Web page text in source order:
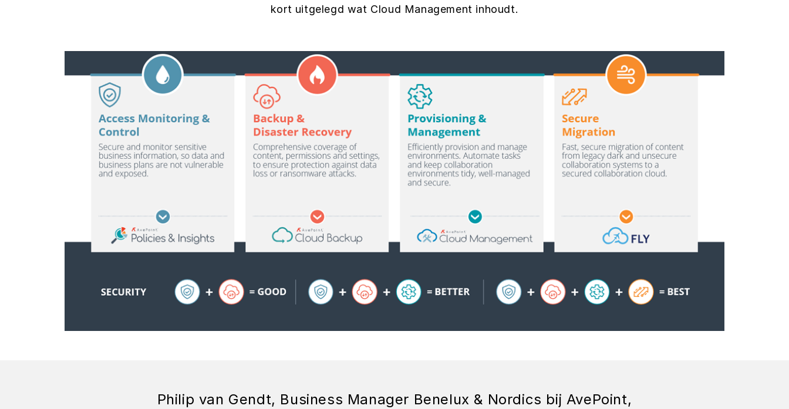
kort uitgelegd wat Cloud Management inhoudt.
Philip van Gendt, Business Manager Benelux & Nordics bij AvePoint,